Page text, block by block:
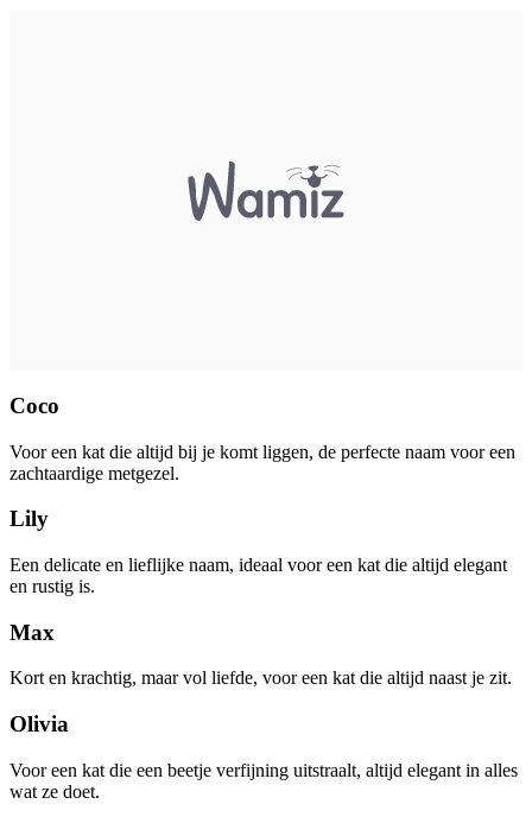
Coco
Voor een kat die altijd bij je komt liggen, de perfecte naam voor een
zachtaardige metgezel.
Lily
Een delicate en lieflijke naam, ideaal voor een kat die altijd elegant
en rustig is.
Max
Kort en krachtig, maar vol liefde, voor een kat die altijd naast je zit.
Olivia
Voor een kat die een beetje verfijning uitstraalt, altijd elegant in alles
wat ze doet.